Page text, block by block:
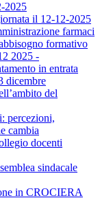
2025
il 12-12-2025
farmaci
formativo
2025 -
in entrata
dicembre
del
percezioni,
cambia
docenti
sindacale
in CROCIERA